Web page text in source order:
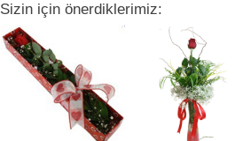
Sizin için önerdiklerimiz: